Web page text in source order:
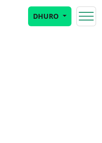
DHURO